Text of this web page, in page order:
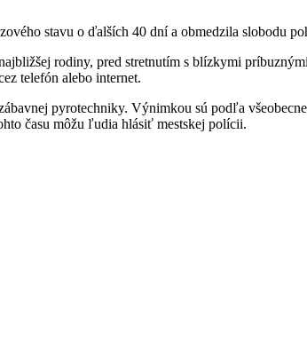
stavu o ďalších 40 dní a obmedzila slobodu
rodiny, pred stretnutím s blízkymi
telefón alebo internet.
pyrotechniky. Výnimkou sú podľa
času môžu ľudia hlásiť mestskej polícii.